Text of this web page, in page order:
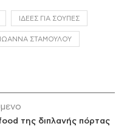
ΙΔΈΕΣ ΓΙΑ ΣΟΎΠΕΣ
ΙΩΆΝΝΑ ΣΤΑΜΟΎΛΟΥ
της διπλανής πόρτας